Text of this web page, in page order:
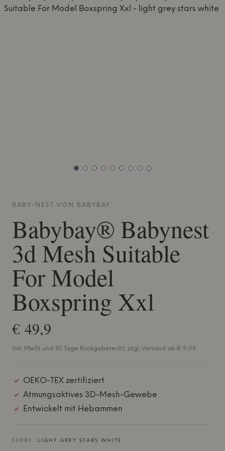
BABY-NEST VON BABYBAY
Babybay® Babynest
3d Mesh Suitable
For Model
Boxspring Xxl
€ 49,9
Inkl. MwSt. und 30 Tage Rückgaberecht, zzgl. Versand ab € 9,99
OEKO-TEX zertifiziert
Atmungsaktives 3D-Mesh-Gewebe
Entwickelt mit Hebammen
FARBE: LIGHT GREY STARS WHITE